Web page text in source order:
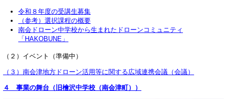
令和８年度の受講生募集
（参考）選択課程の概要
南会ドローン中学校から生まれたドローンコミュニティ
「HAKOBUNE」
（２）イベント（準備中）
（３）南会津地方ドローン活用等に関する広域連携会議（会議）
４ 事業の舞台 （旧檜沢中学校（南会津町））